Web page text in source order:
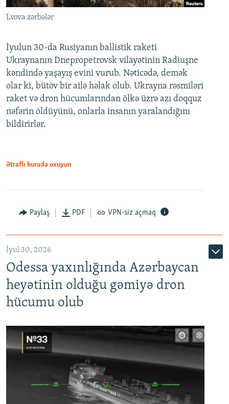
Lvova zərbələr
İyulun 30-da Rusiyanın ballistik raketi
Ukraynanın Dnepropetrovsk vilayətinin Radiuşne
kəndində yaşayış evini vurub. Nəticədə, demək
olar ki, bütöv bir ailə həlak olub. Ukrayna rəsmiləri
raket və dron hücumlarından ölkə üzrə azı doqquz
nəfərin öldüyünü, onlarla insanın yaralandığını
bildirirlər.
Ətraflı burada oxuyun
Paylaş PDF VPN-siz açmaq
İyul 30, 2026
Odessa yaxınlığında Azərbaycan
heyətinin olduğu gəmiyə dron
hücumu olub